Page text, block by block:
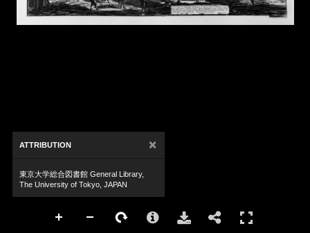
ATTRIBUTION ×
東京大学総合図書館 General Library,
The University of Tokyo, JAPAN